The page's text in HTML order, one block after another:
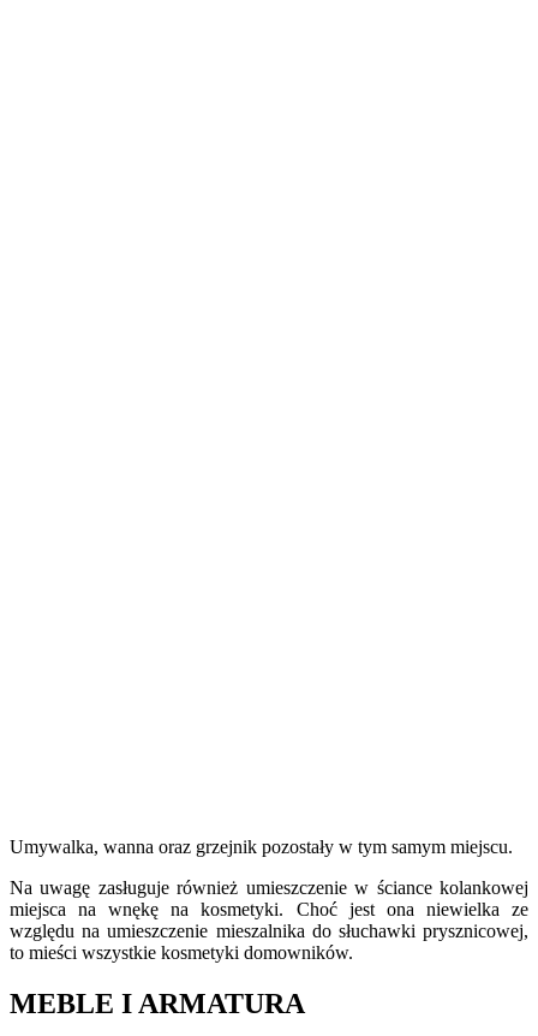
Umywalka, wanna oraz grzejnik pozostały w tym samym miejscu.
Na uwagę zasługuje również umieszczenie w ściance kolankowej
miejsca na wnękę na kosmetyki. Choć jest ona niewielka ze
względu na umieszczenie mieszalnika do słuchawki prysznicowej,
to mieści wszystkie kosmetyki domowników.
MEBLE I ARMATURA